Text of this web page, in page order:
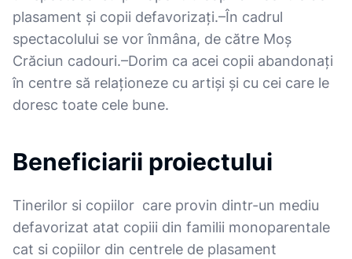
plasament și copii defavorizați.–În cadrul
spectacolului se vor înmâna, de către Moș
Crăciun cadouri.–Dorim ca acei copii abandonați
în centre să relaționeze cu artiși și cu cei care le
doresc toate cele bune.
Beneficiarii proiectului
Tinerilor si copiilor care provin dintr-un mediu
defavorizat atat copiii din familii monoparentale
cat si copiilor din centrele de plasament